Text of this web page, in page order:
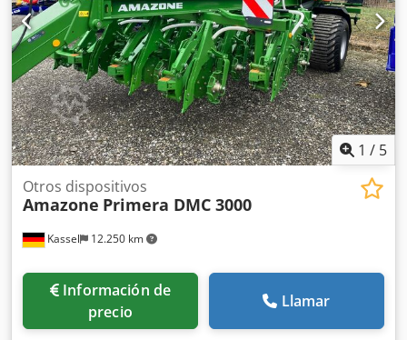
1 / 5
Kassel 12.250 km
Otros dispositivos
Amazone Primera DMC 3000
Información de
precio
Llamar